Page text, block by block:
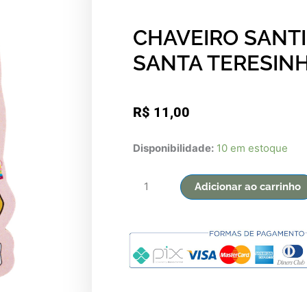
CHAVEIRO
SANTA
R$ 11,00
Disponibilidade: 10 em estoque
CHAVEIRO
quantidade
Adicionar ao carrinho